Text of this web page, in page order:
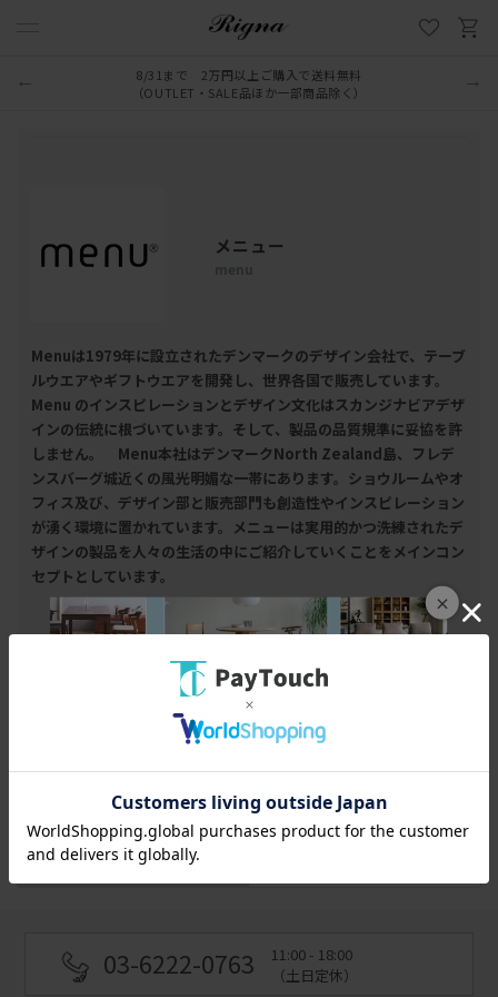
×
LINE新規追加でクーポンプレゼント
8/31まで 2万円以上ご購入で送料無料
（OUTLET・SALE品ほか一部商品除く）
メニュー
Menuは1979年に設立されたデンマークのデザイン会社で、テーブ
ルウエアやギフトウエアを開発し、世界各国で販売しています。
Menu のインスピレーションとデザイン文化はスカンジナビアデザ
インの伝統に根づいています。そして、製品の品質規準に妥協を許
しません。 Menu本社はデンマークNorth Zealand島、フレデ
ンスバーグ城近くの風光明媚な一帯にあります。ショウルームやオ
フィス及び、デザイン部と販売部門も創造性やインスピレーション
が湧く環境に置かれています。メニューは実用的かつ洗練されたデ
ザインの製品を人々の生活の中にご紹介していくことをメインコン
セプトとしています。
絞り込み
スマートフォン
03-6222-0763
11:00 - 18:00
（土日定休）